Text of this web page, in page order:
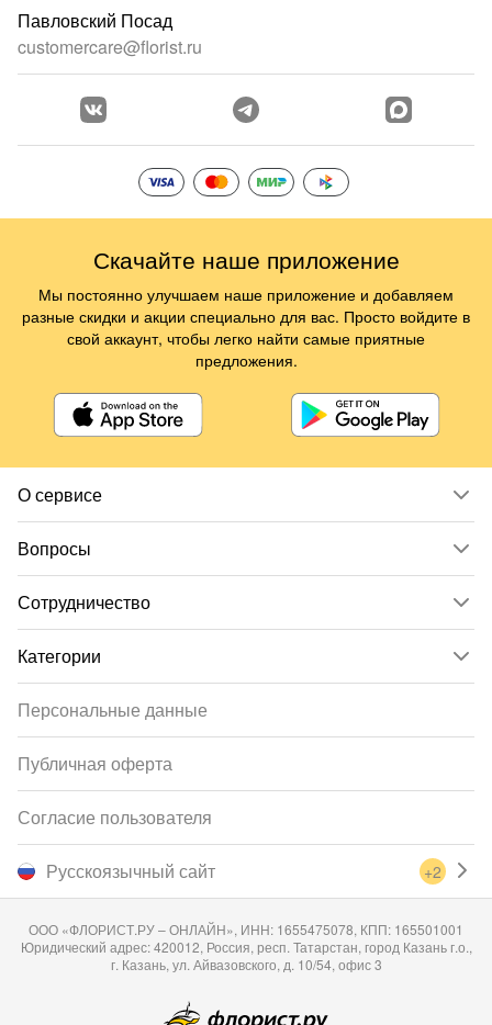
О сервисе
Вопросы
Сотрудничество
Категории
Павловский Посад
customercare@florist.ru
Русскоязычный сайт +2
Персональные данные
Публичная оферта
Согласие пользователя
ООО «ФЛОРИСТ.РУ – ОНЛАЙН», ИНН: 1655475078, КПП: 165501001
Юридический адрес: 420012, Россия, респ. Татарстан, город Казань г.о.,
г. Казань, ул. Айвазовского, д. 10/54, офис 3
Скачайте наше приложение
Мы постоянно улучшаем наше приложение и добавляем
разные скидки и акции специально для вас. Просто войдите в
свой аккаунт, чтобы легко найти самые приятные
предложения.